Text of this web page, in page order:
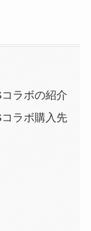
ラボの紹介
ラボ購入先